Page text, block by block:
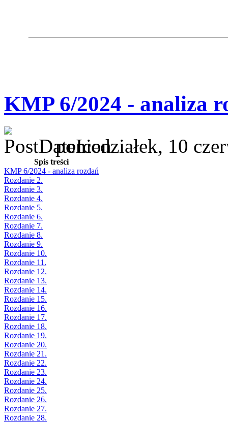
KMP 6/2024 - analiza
poniedziałek, 10
Spis treści
KMP 6/2024 - analiza rozdań
Rozdanie 2.
Rozdanie 3.
Rozdanie 4.
Rozdanie 5.
Rozdanie 6.
Rozdanie 7.
Rozdanie 8.
Rozdanie 9.
Rozdanie 10.
Rozdanie 11.
Rozdanie 12.
Rozdanie 13.
Rozdanie 14.
Rozdanie 15.
Rozdanie 16.
Rozdanie 17.
Rozdanie 18.
Rozdanie 19.
Rozdanie 20.
Rozdanie 21.
Rozdanie 22.
Rozdanie 23.
Rozdanie 24.
Rozdanie 25.
Rozdanie 26.
Rozdanie 27.
Rozdanie 28.